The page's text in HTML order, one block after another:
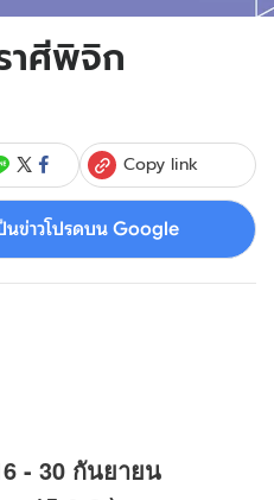
าศีพิจิก
Copy link
นข่าวโปรดบน Google
- 30 กันยายน